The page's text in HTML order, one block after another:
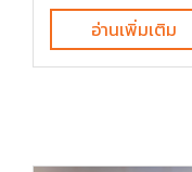
อ่านเพิ่มเติม